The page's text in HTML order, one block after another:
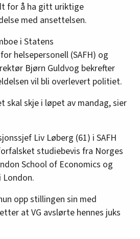
for å ha gitt uriktige
med ansettelsen.
i Statens
helsepersonell (SAFH) og
Bjørn Guldvog bekrefter
vil bli overlevert politiet.
skal skje i løpet av mandag, sier
Liv Løberg (61) i SAFH
studiebevis fra Norges
School of Economics og
London.
opp stillingen sin med
at VG avslørte hennes juks